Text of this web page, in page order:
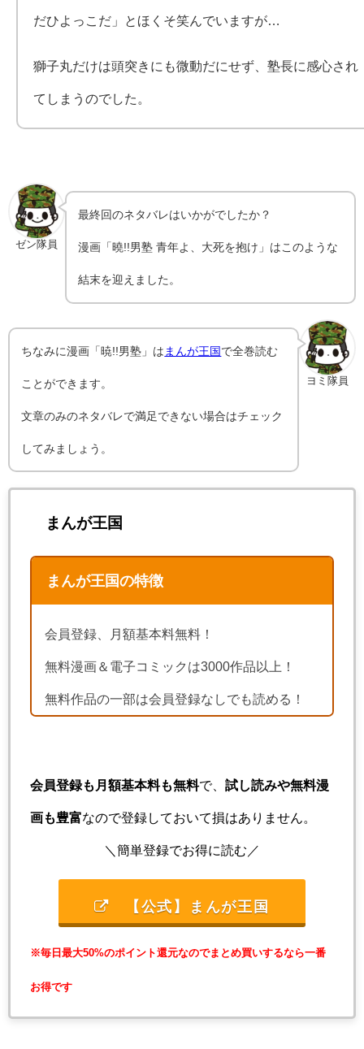
だひよっこだ」とほくそ笑んでいますが…
獅子丸だけは頭突きにも微動だにせず、塾長に感心され
てしまうのでした。
ゼン隊員
最終回のネタバレはいかがでしたか？
漫画「曉!!男塾 青年よ、大死を抱け」はこのような
結末を迎えました。
ヨミ隊員
ちなみに漫画「暁!!男塾」は まんが王国 で全巻読む
ことができます。
文章のみのネタバレで満足できない場合はチェック
してみましょう。
まんが王国
まんが王国の特徴
会員登録、月額基本料無料！
無料漫画＆電子コミックは3000作品以上！
無料作品の一部は会員登録なしでも読める！
会員登録も月額基本料も無料で、 試し読みや無料漫
画も豊富なので登録しておいて損はありません。
＼簡単登録でお得に読む／
【公式】まんが王国
※毎日最大50%のポイント還元なのでまとめ買いするなら一番
お得です